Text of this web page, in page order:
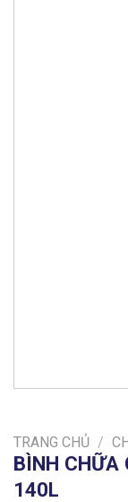
TRANG CHỦ /
BÌNH CHỮA
140L